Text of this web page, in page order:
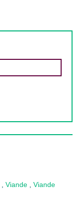
Viande
Viande